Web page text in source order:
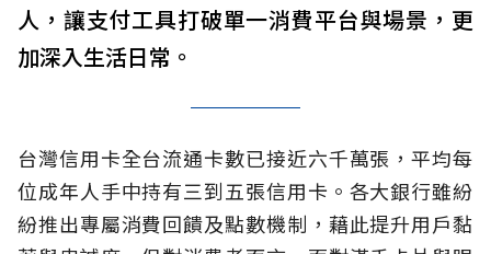
人，讓支付工具打破單一消費平台與場景，更
加深入生活日常。
台灣信用卡全台流通卡數已接近六千萬張，平均每
位成年人手中持有三到五張信用卡。各大銀行雖紛
紛推出專屬消費回饋及點數機制，藉此提升用戶黏